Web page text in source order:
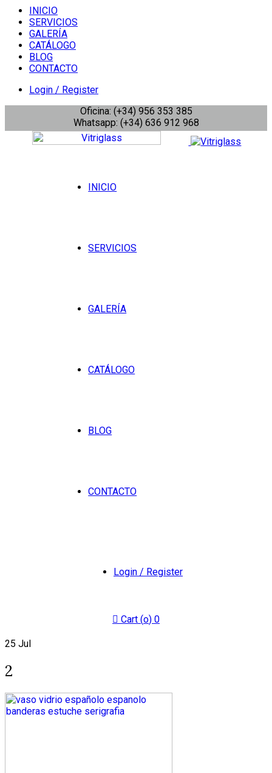
INICIO
SERVICIOS
GALERÍA
CATÁLOGO
BLOG
CONTACTO
Login / Register
Oficina: (+34) 956 353 385
Whatsapp: (+34) 636 912 968
INICIO
SERVICIOS
GALERÍA
CATÁLOGO
BLOG
CONTACTO
Login / Register
Cart (o) 0
25 Jul
2